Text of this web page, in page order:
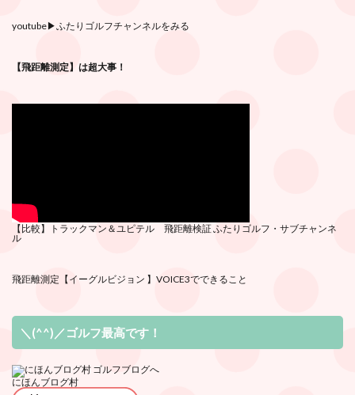
youtube▶︎ふたりゴルフチャンネルをみる
【飛距離測定】は超大事！
【比較】トラックマン＆ユピテル 飛距離検証ふたりゴルフ・サブチ ャンネ
ル
飛距離測定 【イーグルビジョン 】VOICE3でできること
＼(^^)／ゴルフ最高です！
にほんブログ村